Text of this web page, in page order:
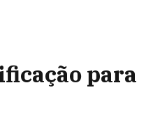
para